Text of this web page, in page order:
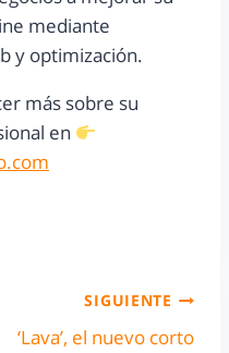
mediante
y optimización.
más sobre su
en
SIGUIENTE
‘Lava’, el nuevo corto